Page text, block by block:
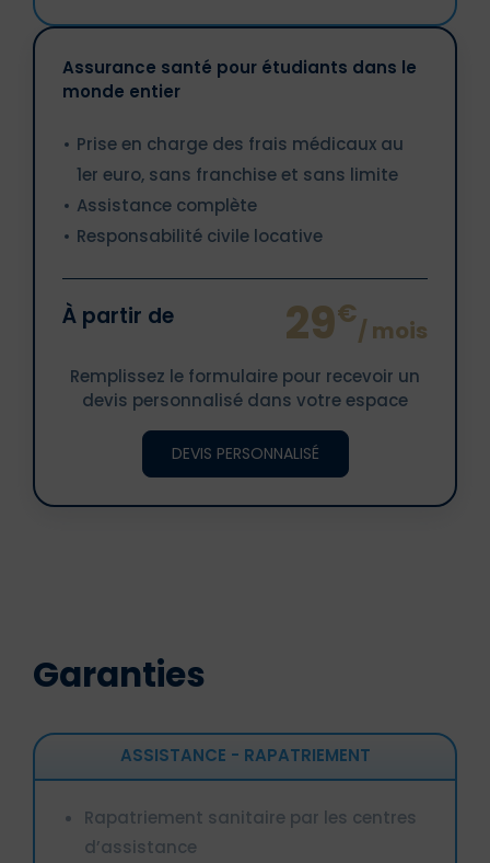
Assurance santé pour étudiants dans le
monde entier
Prise en charge des frais médicaux au
1er euro, sans franchise et sans limite
Assistance complète
Responsabilité civile locative
À partir de 29€/ mois
Remplissez le formulaire pour recevoir un
devis personnalisé dans votre espace
DEVIS PERSONNALISÉ
Garanties
ASSISTANCE - RAPATRIEMENT
Rapatriement sanitaire par les centres
d’assistance